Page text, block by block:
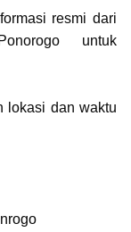
resmi dari
untuk
lokasi dan waktu